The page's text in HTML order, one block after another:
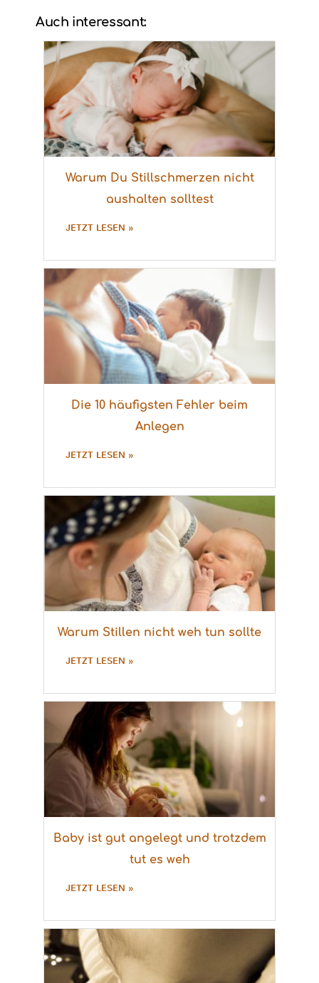
Auch interessant:
Warum Du Stillschmerzen nicht
aushalten solltest
JETZT LESEN »
Die 10 häufigsten Fehler beim
Anlegen
JETZT LESEN »
Warum Stillen nicht weh tun sollte
JETZT LESEN »
Baby ist gut angelegt und trotzdem
tut es weh
JETZT LESEN »